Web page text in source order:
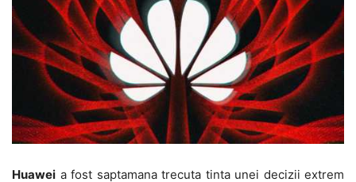
Huawei a fost saptamana trecuta tinta unei decizii extrem